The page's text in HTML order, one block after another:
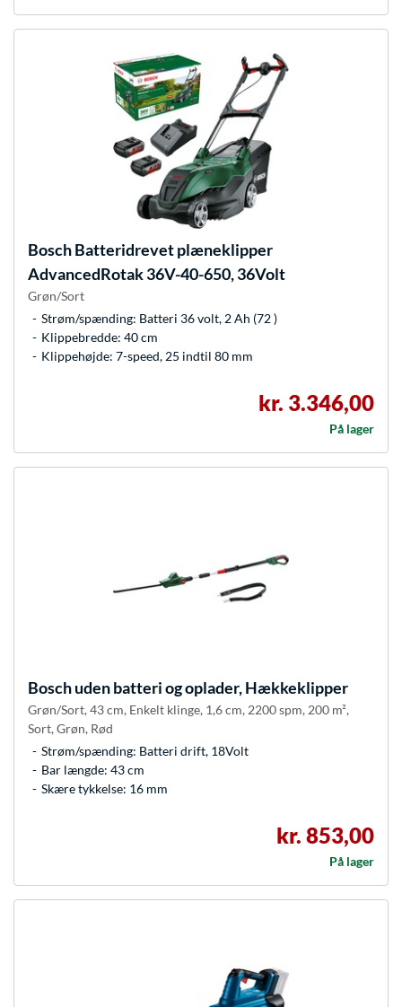
BoschBatteridrevet plæneklipper
AdvancedRotak 36V-40-650, 36Volt
Grøn/Sort
Strøm/spænding: Batteri 36 volt, 2 Ah (72 )
Klippebredde: 40 cm
Klippehøjde: 7-speed, 25 indtil 80 mm
kr. 3.346,00
På lager
Boschuden batteri og oplader, Hækkeklipper
Grøn/Sort, 43 cm, Enkelt klinge, 1,6 cm, 2200 spm, 200 m²,
Sort, Grøn, Rød
Strøm/spænding: Batteri drift, 18Volt
Bar længde: 43 cm
Skære tykkelse: 16 mm
kr. 853,00
På lager